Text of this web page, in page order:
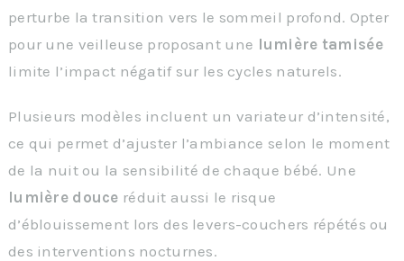
perturbe la transition vers le sommeil profond. Opter
pour une veilleuse proposant une lumière tamisée
limite l’impact négatif sur les cycles naturels.
Plusieurs modèles incluent un variateur d’intensité,
ce qui permet d’ajuster l’ambiance selon le moment
de la nuit ou la sensibilité de chaque bébé. Une
lumière douce réduit aussi le risque
d’éblouissement lors des levers-couchers répétés ou
des interventions nocturnes.